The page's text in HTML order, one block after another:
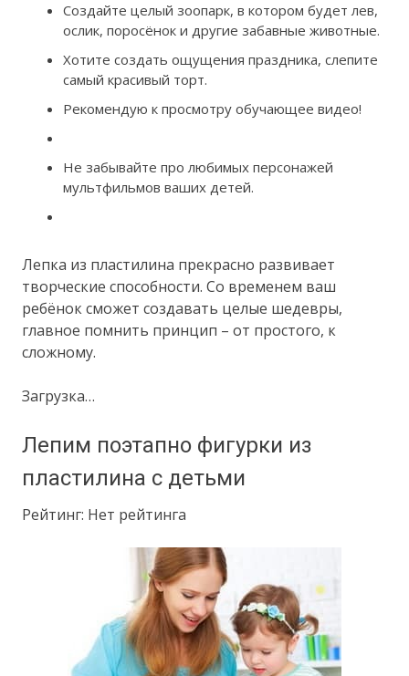
Создайте целый зоопарк, в котором будет лев,
ослик, поросёнок и другие забавные животные.
Хотите создать ощущения праздника, слепите
самый красивый торт.
Рекомендую к просмотру обучающее видео!
Не забывайте про любимых персонажей
мультфильмов ваших детей.
Лепка из пластилина прекрасно развивает
творческие способности. Со временем ваш
ребёнок сможет создавать целые шедевры,
главное помнить принцип – от простого, к
сложному.
Загрузка…
Лепим поэтапно фигурки из
пластилина с детьми
Рейтинг: Нет рейтинга